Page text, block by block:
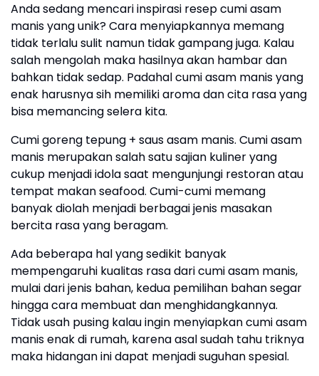
Anda sedang mencari inspirasi resep cumi asam
manis yang unik? Cara menyiapkannya memang
tidak terlalu sulit namun tidak gampang juga. Kalau
salah mengolah maka hasilnya akan hambar dan
bahkan tidak sedap. Padahal cumi asam manis yang
enak harusnya sih memiliki aroma dan cita rasa yang
bisa memancing selera kita.
Cumi goreng tepung + saus asam manis. Cumi asam
manis merupakan salah satu sajian kuliner yang
cukup menjadi idola saat mengunjungi restoran atau
tempat makan seafood. Cumi-cumi memang
banyak diolah menjadi berbagai jenis masakan
bercita rasa yang beragam.
Ada beberapa hal yang sedikit banyak
mempengaruhi kualitas rasa dari cumi asam manis,
mulai dari jenis bahan, kedua pemilihan bahan segar
hingga cara membuat dan menghidangkannya.
Tidak usah pusing kalau ingin menyiapkan cumi asam
manis enak di rumah, karena asal sudah tahu triknya
maka hidangan ini dapat menjadi suguhan spesial.